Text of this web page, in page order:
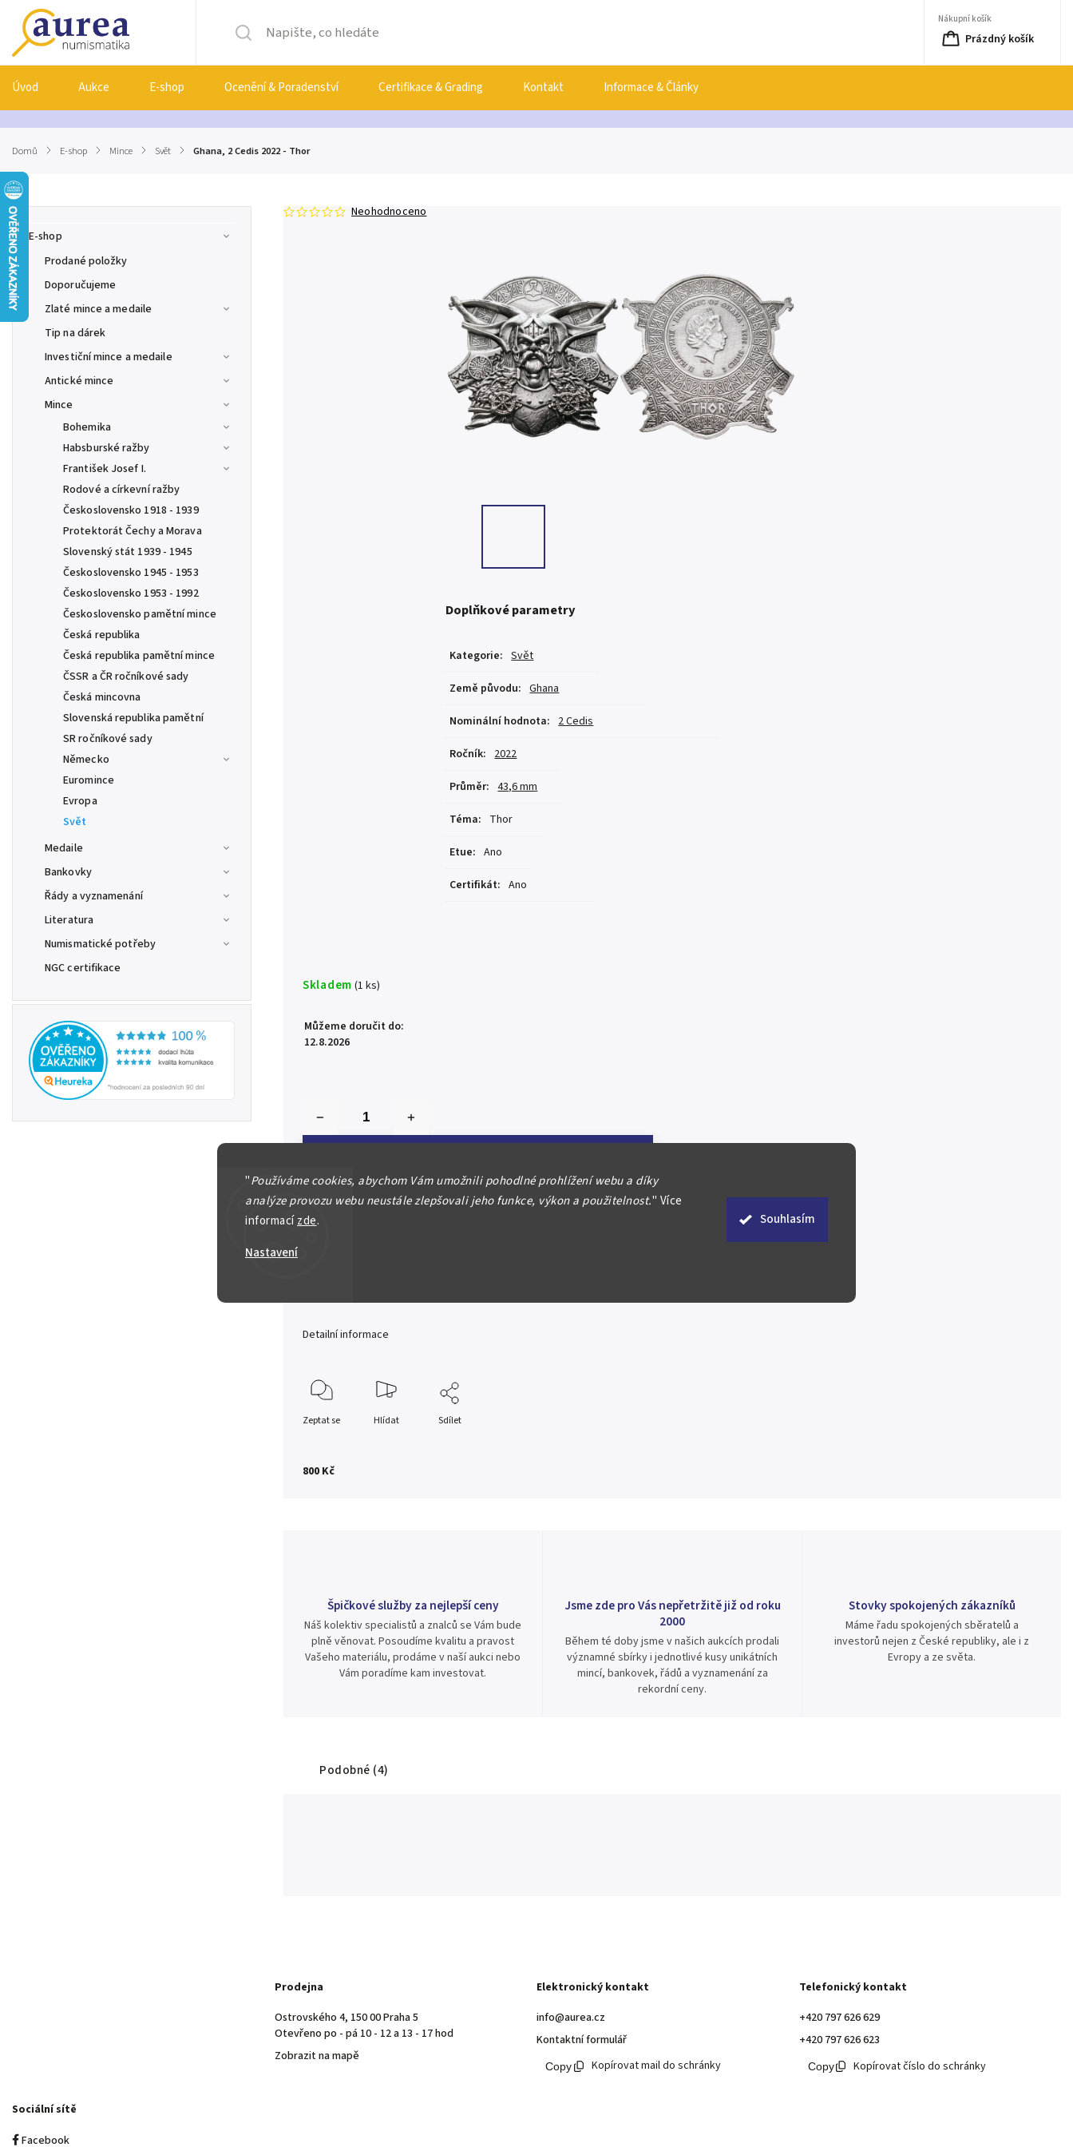
"Používáme cookies, abychom Vám umožnili pohodlné prohlížení webu a díky
analýze provozu webu neustále zlepšovali jeho funkce, výkon a použitelnost." Více
informacízde.
Nastavení
Souhlasím
Nákupní košík
Prázdný košík
Úvod Aukce E-shop Ocenění & Poradenství Certifikace & Grading Kontakt Informace & Články
Domů / E-shop / Mince / Svět / Ghana, 2 Cedis 2022 - Thor
E-shop
Prodané položky
Doporučujeme
Zlaté mince a medaile
Tip na dárek
Investiční mince a medaile
Antické mince
Mince
Bohemika
Habsburské ražby
František Josef I.
Rodové a církevní ražby
Československo 1918 - 1939
Protektorát Čechy a Morava
Slovenský stát 1939 - 1945
Československo 1945 - 1953
Československo 1953 - 1992
Československo pamětní mince
Česká republika
Česká republika pamětní mince
ČSSR a ČR ročníkové sady
Česká mincovna
Slovenská republika pamětní
SR ročníkové sady
Německo
Euromince
Evropa
Svět
Medaile
Bankovky
Řády a vyznamenání
Literatura
Numismatické potřeby
NGC certifikace
Neohodnoceno
Doplňkové parametry
Kategorie: Svět
Země původu: Ghana
Nominální hodnota: 2 Cedis
Ročník: 2022
Průměr: 43,6 mm
Téma: Thor
Etue: Ano
Certifikát: Ano
800 Kč
Skladem (1 ks)
Můžeme doručit do:
12.8.2026
Detailní informace
Zeptat se Hlídat Sdílet
Špičkové služby za nejlepší ceny
Náš kolektiv specialistů a znalců se Vám bude
plně věnovat. Posoudíme kvalitu a pravost
Vašeho materiálu, prodáme v naší aukci nebo
Vám poradíme kam investovat.
Jsme zde pro Vás nepřetržitě již od roku
2000
Během té doby jsme v našich aukcích prodali
významné sbírky i jednotlivé kusy unikátních
mincí, bankovek, řádů a vyznamenání za
rekordní ceny.
Stovky spokojených zákazníků
Máme řadu spokojených sběratelů a
investorů nejen z České republiky, ale i z
Evropy a ze světa.
Podobné (4)
Prodejna
Ostrovského 4, 150 00 Praha 5
Otevřeno po - pá 10 - 12 a 13 - 17 hod
Zobrazit na mapě
Elektronický kontakt
info@aurea.cz
Kontaktní formulář
Kopírovat mail do schránky
Telefonický kontakt
+420 797 626 629
+420 797 626 623
Kopírovat číslo do schránky
Sociální sítě
Facebook